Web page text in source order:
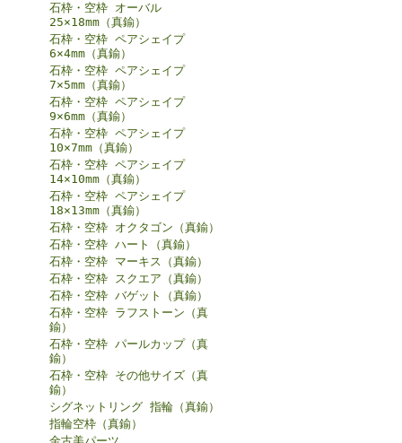
石枠・空枠 オーバル
25×18mm（真鍮）
石枠・空枠 ペアシェイプ
6×4mm（真鍮）
石枠・空枠 ペアシェイプ
7×5mm（真鍮）
石枠・空枠 ペアシェイプ
9×6mm（真鍮）
石枠・空枠 ペアシェイプ
10×7mm（真鍮）
石枠・空枠 ペアシェイプ
14×10mm（真鍮）
石枠・空枠 ペアシェイプ
18×13mm（真鍮）
石枠・空枠 オクタゴン（真鍮）
石枠・空枠 ハート（真鍮）
石枠・空枠 マーキス（真鍮）
石枠・空枠 スクエア（真鍮）
石枠・空枠 バゲット（真鍮）
石枠・空枠 ラフストーン（真
鍮）
石枠・空枠 パールカップ（真
鍮）
石枠・空枠 その他サイズ（真
鍮）
シグネットリング 指輪（真鍮）
指輪空枠（真鍮）